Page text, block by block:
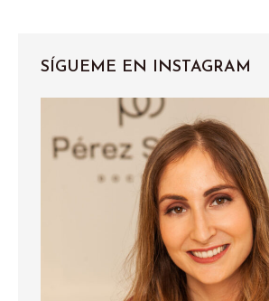
SÍGUEME EN INSTAGRAM